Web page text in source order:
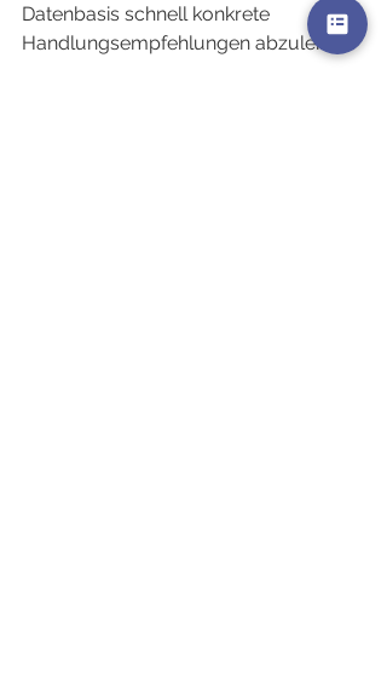
Datenbasis schnell konkrete
Handlungsempfehlungen abzuleiten.